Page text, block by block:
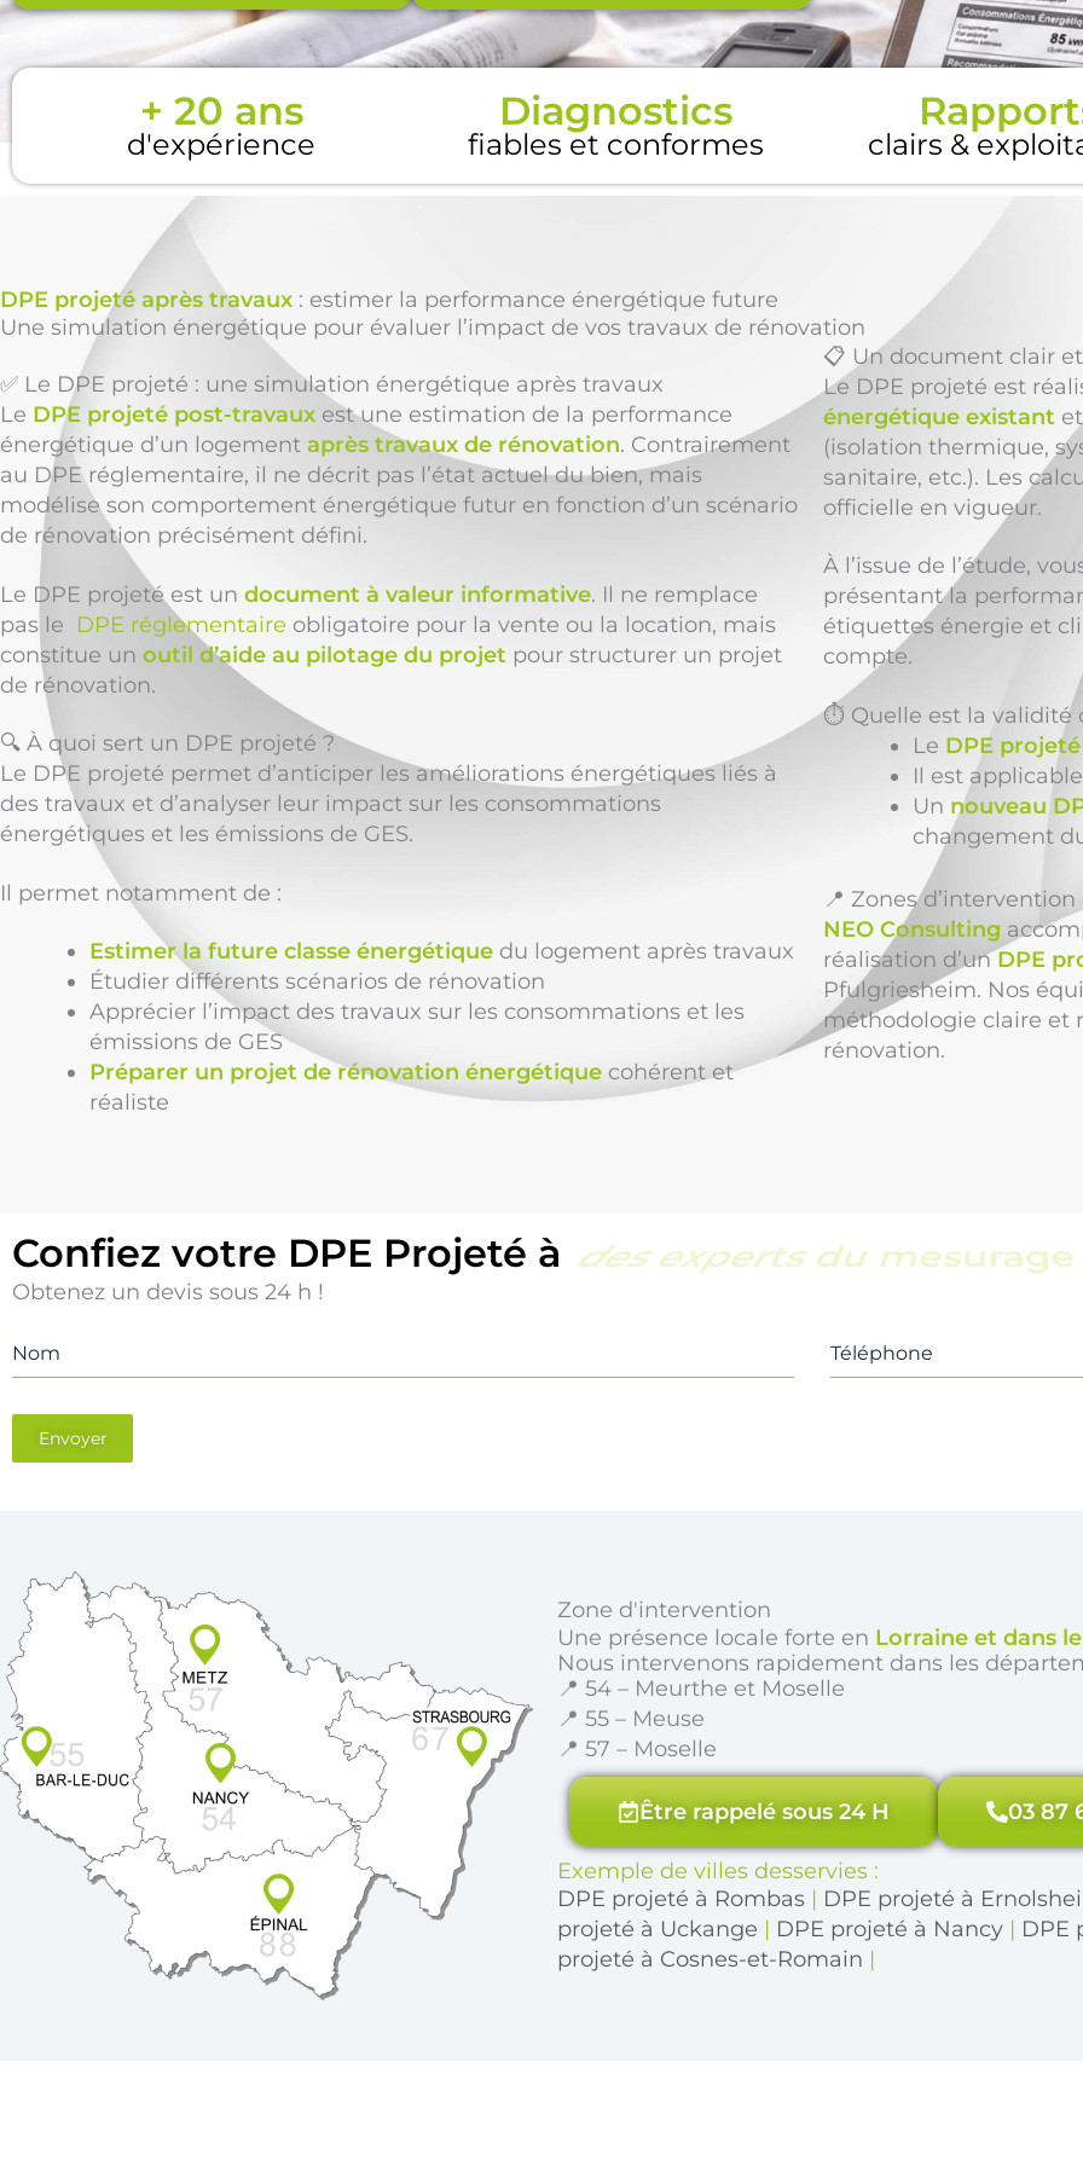
+ 20 ans
d'expérience
Diagnostics
fiables et conformes clairs &
DPE projeté après travaux : estimer la performance énergétique future
Une simulation énergétique pour évaluer l’impact de vos travaux de rénovation
✅ Le DPE projeté : une simulation énergétique après travaux
Le DPE projeté post-travaux est une estimation de la performance
énergétique d’un logement après travaux de rénovation. Contrairement
au DPE réglementaire, il ne décrit pas l’état actuel du bien, mais
modélise son comportement énergétique futur en fonction d’un scénario
de rénovation précisément défini.
Le DPE projeté est un document à valeur informative. Il ne remplace
pas le DPE réglementaire obligatoire pour la vente ou la location, mais
constitue un outil d’aide au pilotage du projet pour structurer un projet
de rénovation.
🔍 À quoi sert un DPE projeté ?
Le DPE projeté permet d’anticiper les améliorations énergétiques liés à
des travaux et d’analyser leur impact sur les consommations
énergétiques et les émissions de GES.
Il permet notamment de :
Estimer la future classe énergétique du logement après travaux
Étudier différents scénarios de rénovation
Apprécier l’impact des travaux sur les consommations et les
émissions de GES
Préparer un projet de rénovation énergétique cohérent et
réaliste
📋 Un document clair
Le DPE projeté est
énergétique existant
(isolation thermique,
sanitaire, etc.). Les
officielle en vigueur.
À l’issue de l’étude,
présentant la
étiquettes énergie et
compte.
⏱️ Quelle est la validité
Le DPE
Il est
Un nouveau
changement
📍 Zones
NEO Consulting
réalisation d’unDPE
Pfulgriesheim. Nos
méthodologie claire et
rénovation.
Confiez votre DPE Projeté à une équipe locale et
Obtenez un devis sous 24 h !
Nom Téléphone
Envoyer
Zone d'intervention
Une présence locale forte en Lorraine et dans
Nous intervenons rapidement dans les
📍 54 – Meurthe et Moselle
📍 55 – Meuse
📍 57 – Moselle
Être rappelé sous 24 H 03 87
Exemple de villes desservies :
DPE projeté à Rombas | DPE projeté à
projeté à Uckange | DPE projeté à Nancy | DPE
projeté à Cosnes-et-Romain |